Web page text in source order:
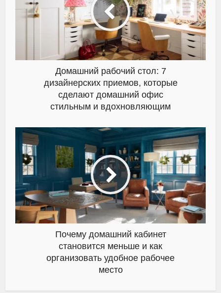
Домашний рабочий стол: 7
дизайнерских приемов, которые
сделают домашний офис
стильным и вдохновляющим
Почему домашний кабинет
становится меньше и как
организовать удобное рабочее
место